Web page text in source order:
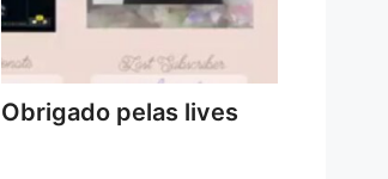
Obrigado pelas lives